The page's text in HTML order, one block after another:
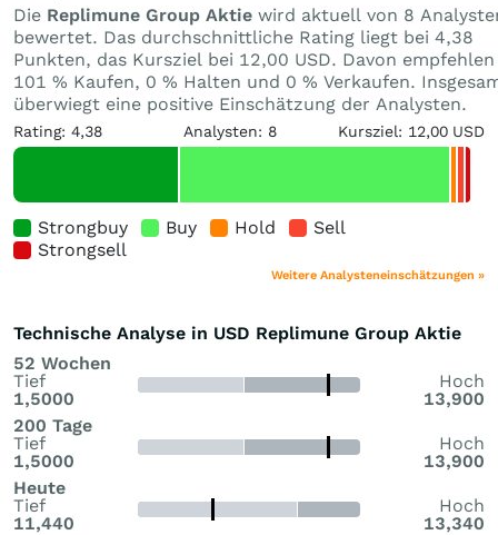
Die Replimune Group Aktie wird aktuell von 8
bewertet. Das durchschnittliche Rating liegt bei 4,38
Punkten, das Kursziel bei 12,00 USD. Davon empfehlen
101 % Kaufen, 0 % Halten und 0 % Verkaufen.
überwiegt eine positive Einschätzung der Analysten.
Rating: 4,38 Analysten: 8 Kursziel: 12,00 USD
Strongbuy Buy Hold
Sell
Strongsell
Weitere Analysteneinschätzungen »
Technische Analyse in USD Replimune Group Aktie
52 Wochen
Tief
1,5000
Hoch
13,900
200 Tage
Tief
1,5000
Hoch
13,900
Heute
Tief
11,440
Hoch
13,340